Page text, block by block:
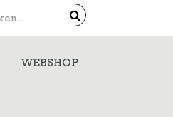
WEBSHOP